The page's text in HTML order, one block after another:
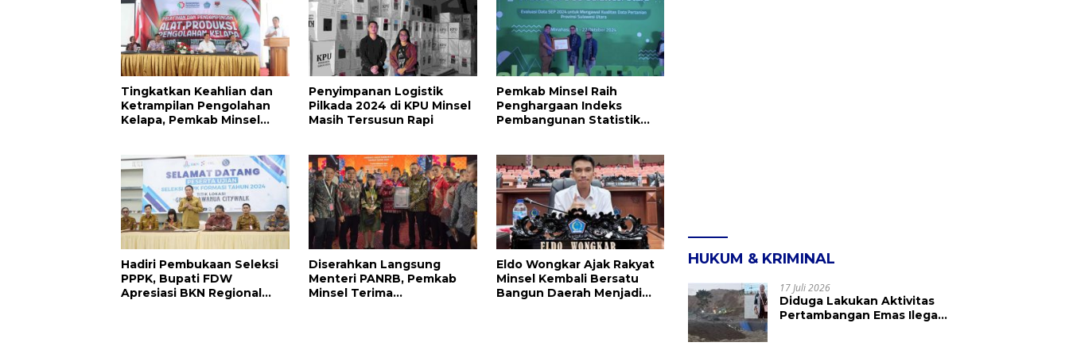
Tingkatkan Keahlian dan
Ketrampilan Pengolahan
Kelapa, Pemkab Minsel
Penyimpanan Logistik
Pilkada 2024 di KPU Minsel
Masih Tersusun Rapi
Pemkab Minsel Raih
Penghargaan Indeks
Pembangunan Statistik
Hadiri Pembukaan Seleksi
PPPK, Bupati FDW
Apresiasi BKN Regional
Diserahkan Langsung
Menteri PANRB, Pemkab
Minsel Terima
Eldo Wongkar Ajak Rakyat
Minsel Kembali Bersatu
Bangun Daerah Menjadi
HUKUM & KRIMINAL
17 Juli 2026
Diduga Lakukan Aktivitas
Pertambangan Emas Ilegal